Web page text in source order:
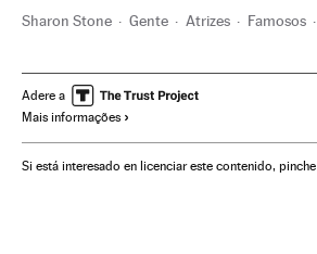
Sharon Stone Gente Atrizes Famosos
Adere a
Mais informações
Si está interesado en licenciar este contenido, pinche